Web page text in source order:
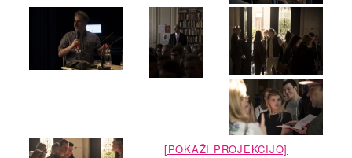
[POKAŽI PROJEKCIJO]